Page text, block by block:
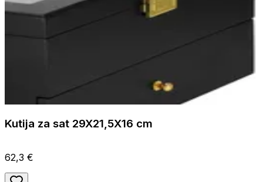
Kutija za sat 29X21,5X16 cm
62,3 €